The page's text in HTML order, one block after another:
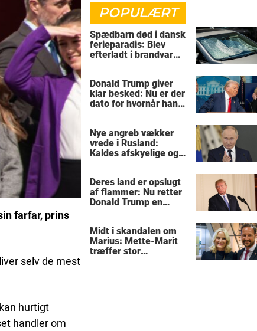
farfar, prins
selv de mest
hurtigt
handler om
POPULÆRT
Spædbarn død i dansk
ferieparadis: Blev
efterladt i brandvarm
Donald Trump giver
klar besked: Nu er der
dato for hvornår han
Nye angreb vækker
vrede i Rusland:
Kaldes afskyelige og
Deres land er opslugt
af flammer: Nu retter
Donald Trump en
Midt i skandalen om
Marius: Mette-Marit
træffer stor